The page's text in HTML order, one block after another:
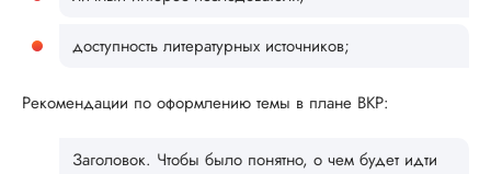
доступность литературных источников;
Рекомендации по оформлению темы в плане ВКР:
Заголовок. Чтобы было понятно, о чем будет идти